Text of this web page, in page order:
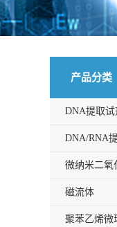
产品分类
DNA提取试
DNA/RNA
微纳米二氧
磁流体
聚苯乙烯微